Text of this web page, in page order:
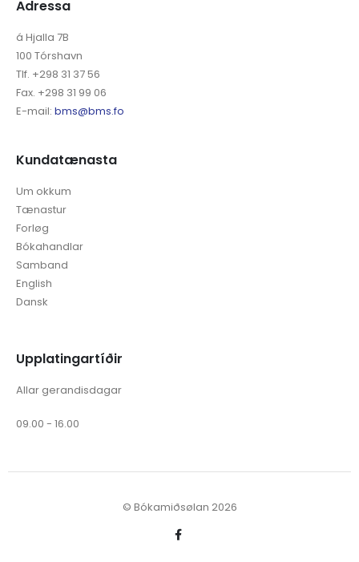
100 Tórshavn
Tlf. +298 31 37 56
Fax. +298 31 99 06
E-mail:bms@bms.fo
Tænastur
Forløg
Bókahandlar
Samband
English
Dansk